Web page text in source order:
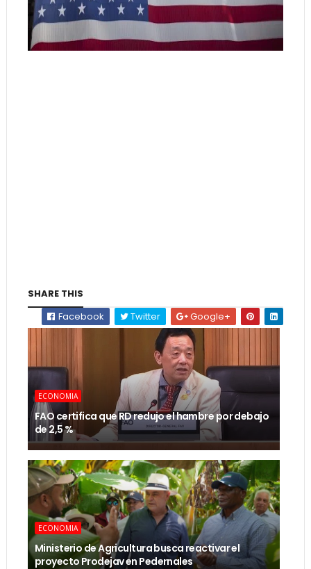
SHARE THIS
Facebook
Twitter Google+
ECONOMIA
FAO certifica que RD redujo el hambre por debajo
de 2,5 %
ECONOMIA
Ministerio de Agricultura busca reactivar el
proyecto Prodejav en Pedernales